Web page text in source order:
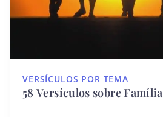
VERSÍCULOS POR TEMA
58 Versículos sobre Família